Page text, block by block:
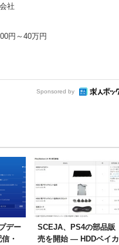
社
円～40万円
Sponsored by
デー
・
SCEJA、PS4の部品販
売を開始 ― HDDベイカ